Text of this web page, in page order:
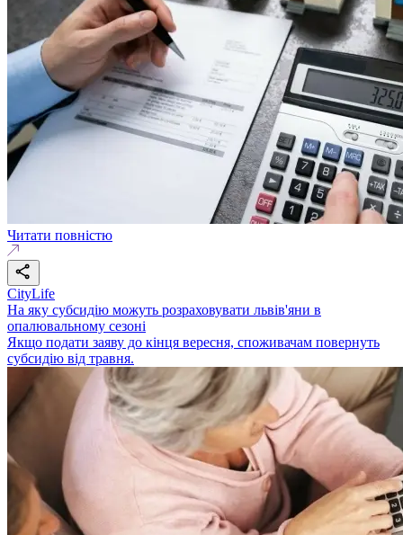
Читати повністю
CityLife
На яку субсидію можуть розраховувати львів'яни в
опалювальному сезоні
Якщо подати заяву до кінця вересня, споживачам повернуть
субсидію від травня.